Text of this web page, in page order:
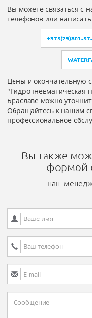
Вы можете связаться с
телефонов или
+375(29)801-
Цены и окончательную
"Гидропневматическая
Браславе можно
Обращайтесь к нашим
профессиональное
Вы также
формой
наш